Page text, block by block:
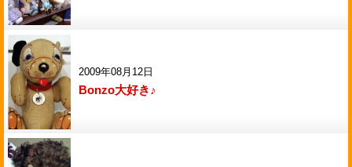
2009年08月12日
Bonzo大好き♪